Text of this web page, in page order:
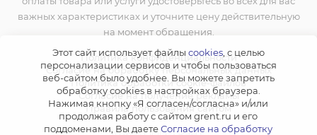
важных характеристиках и уточните цену действительную
на момент обращения.
Политика конфиденциальности
Согласие на обработку персональных данных
Политика обработки cookie-файлов
Согласие на получение рекламы
Правила пользования сайтом
Этот сайт использует файлы cookies, с целью
персонализации сервисов и чтобы пользоваться
веб-сайтом было удобнее. Вы можете запретить
обработку сookies в настройках браузера.
Нажимая кнопку «Я согласен/согласна» и/или
продолжая работу с сайтом grent.ru и его
поддоменами, Вы даетеСогласие на обработку